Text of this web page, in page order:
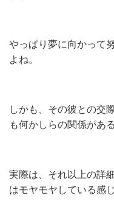
やっぱり夢に向かって
よね。
しかも、その彼との交
も何かしらの関係があ
実際は、それ以上の詳
はモヤモヤしている感